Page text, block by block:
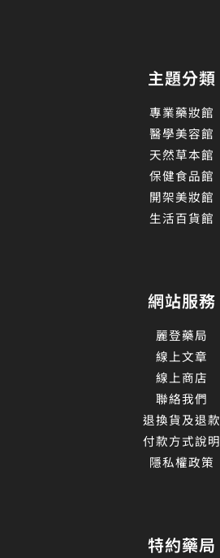
主題分類
專業藥妝館
醫學美容館
天然草本館
保健食品館
開架美妝館
生活百貨館
網站服務
麗登藥局
線上文章
線上商店
聯絡我們
退換貨及退款
付款方式說明
隱私權政策
特約藥局